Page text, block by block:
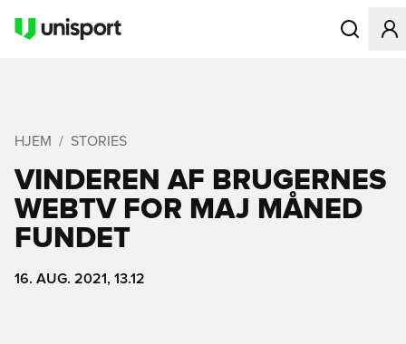
Åbner en
HJEM STORIES
VINDEREN AF BRUGERNES
WEBTV FOR MAJ MÅNED
FUNDET
16. AUG. 2021, 13.12